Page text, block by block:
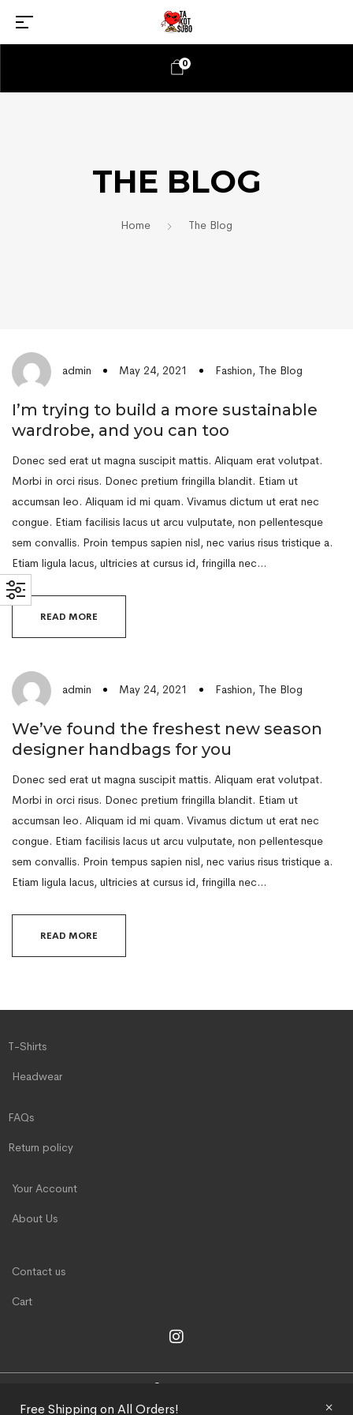
Free Shipping on All Orders!
0
THE BLOG
Home The Blog
admin May 24, 2021 Fashion, The Blog
I’m trying to build a more sustainable
wardrobe, and you can too
Donec sed erat ut magna suscipit mattis. Aliquam erat volutpat.
Morbi in orci risus. Donec pretium fringilla blandit. Etiam ut
accumsan leo. Aliquam id mi quam. Vivamus dictum ut erat nec
congue. Etiam facilisis lacus ut arcu vulputate, non pellentesque
sem convallis. Proin tempus sapien nisl, nec varius risus tristique a.
Etiam ligula lacus, ultricies at cursus id, fringilla nec…
READ MORE
admin May 24, 2021 Fashion, The Blog
We’ve found the freshest new season
designer handbags for you
Donec sed erat ut magna suscipit mattis. Aliquam erat volutpat.
Morbi in orci risus. Donec pretium fringilla blandit. Etiam ut
accumsan leo. Aliquam id mi quam. Vivamus dictum ut erat nec
congue. Etiam facilisis lacus ut arcu vulputate, non pellentesque
sem convallis. Proin tempus sapien nisl, nec varius risus tristique a.
Etiam ligula lacus, ultricies at cursus id, fringilla nec…
READ MORE
T-Shirts
Headwear
FAQs
Return policy
Your Account
About Us
Contact us
Cart
COPYRIGHT © 2024 TAKOTSUBO.LA